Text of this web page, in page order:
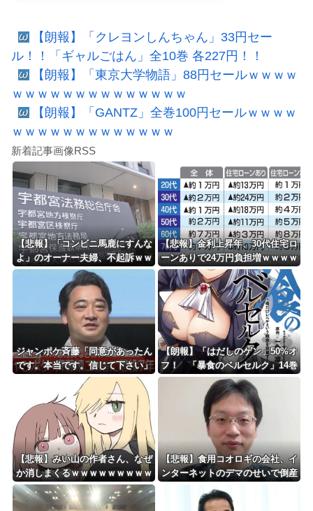
【朗報】「クレヨンしんちゃん」33円セー
ル！！「ギャルごはん」全10巻 各227円！！
【朗報】「東京大学物語」88円セールｗｗｗｗ
ｗｗｗｗｗｗｗｗｗｗｗｗｗｗ
【朗報】「GANTZ」全巻100円セールｗｗｗｗ
ｗｗｗｗｗｗｗｗｗｗｗｗｗ
新着記事画像RSS
【悲報】「コンビニ馬鹿にすんな
よ」のオーナー夫婦、不起訴ｗｗ
ｗｗｗｗｗｗ
【悲報】金利上昇年、30代住宅ロ
ーンありで24万円負担増ｗｗｗｗ
ｗｗｗｗｗｗｗｗ
ジャンポケ斉藤「同意があったん
です。本当です。信じて下さい」
←何でこの主張が通らないの？
【朗報】「はだしのゲン」50%オ
フ！ 「暴食のベルセルク」14巻
無料ｗｗｗｗｗｗ
【悲報】みい山の作者さん、なぜ
か消しまくるｗｗｗｗｗｗｗｗｗ
ｗｗｗｗｗｗ
【悲報】食用コオロギの会社、イ
ンターネットのデマのせいで倒産
ｗｗｗｗｗｗｗｗｗｗｗｗ